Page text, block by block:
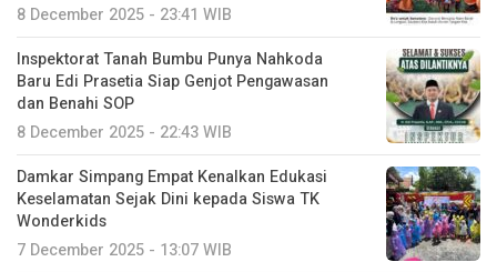
8 December 2025 - 23:41 WIB
Inspektorat Tanah Bumbu Punya Nahkoda
Baru Edi Prasetia Siap Genjot Pengawasan
dan Benahi SOP
8 December 2025 - 22:43 WIB
Damkar Simpang Empat Kenalkan Edukasi
Keselamatan Sejak Dini kepada Siswa TK
Wonderkids
7 December 2025 - 13:07 WIB